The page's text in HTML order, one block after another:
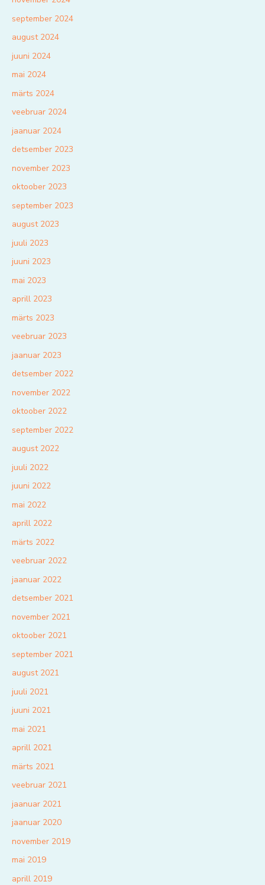
september 2024
august 2024
juuni 2024
mai 2024
märts 2024
veebruar 2024
jaanuar 2024
detsember 2023
november 2023
oktoober 2023
september 2023
august 2023
juuli 2023
juuni 2023
mai 2023
aprill 2023
märts 2023
veebruar 2023
jaanuar 2023
detsember 2022
november 2022
oktoober 2022
september 2022
august 2022
juuli 2022
juuni 2022
mai 2022
aprill 2022
märts 2022
veebruar 2022
jaanuar 2022
detsember 2021
november 2021
oktoober 2021
september 2021
august 2021
juuli 2021
juuni 2021
mai 2021
aprill 2021
märts 2021
veebruar 2021
jaanuar 2021
jaanuar 2020
november 2019
mai 2019
aprill 2019